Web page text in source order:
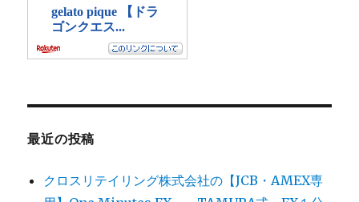
最近の投稿
クロスリテイリング株式会社の【JCB・AMEX専